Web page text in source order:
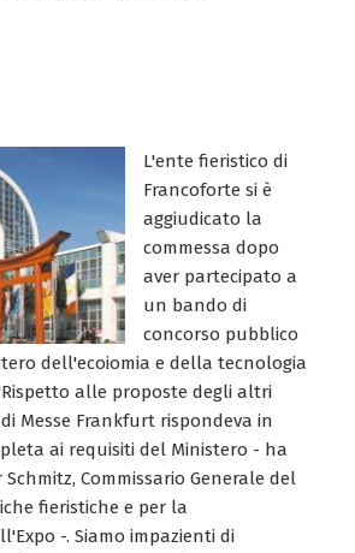
L'ente fieristico di
Francoforte si è
aggiudicato la
commessa dopo
aver partecipato a
un bando di
concorso pubblico
dell'ecoiomia e della tecnologia
alle proposte degli altri
Messe Frankfurt rispondeva in
ai requisiti del Ministero - ha
Commissario Generale del
fieristiche e per la
-. Siamo impazienti di